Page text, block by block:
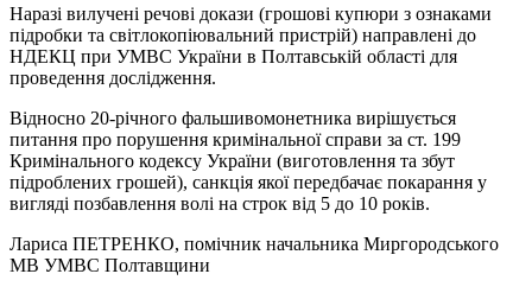
Наразі вилучені речові докази (грошові купюри з ознаками
підробки та світлокопіювальний пристрій) направлені до
НДЕКЦ при УМВС України в Полтавській області для
проведення дослідження.
Відносно 20-річного фальшивомонетника вирішується
питання про порушення кримінальної справи за ст. 199
Кримінального кодексу України (виготовлення та збут
підроблених грошей), санкція якої передбачає покарання у
вигляді позбавлення волі на строк від 5 до 10 років.
Лариса ПЕТРЕНКО, помічник начальника Миргородського
МВ УМВС Полтавщини